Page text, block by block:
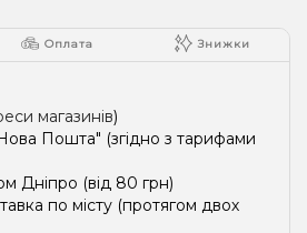
Оплата Знижки
магазинів)
Пошта" (згідно з тарифами
Дніпро (від 80 грн)
по місту (протягом двох